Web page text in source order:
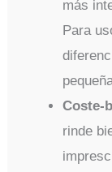
más
Para
Coste-
rinde